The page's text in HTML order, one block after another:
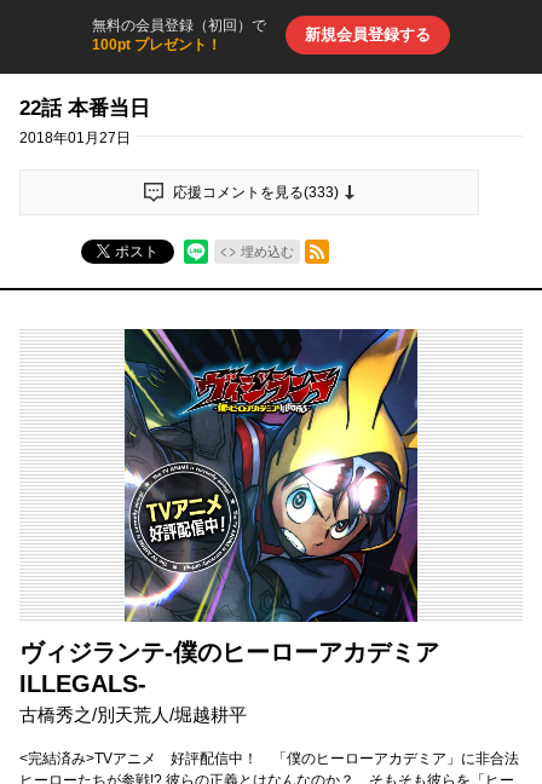
無料の会員登録（初回）で
100pt プレゼント！
新規会員登録する
22話 本番当日
2018年01月27日
応援コメントを見る(333)
ポスト 埋め込む
RSSフィード
ヴィジランテ-僕のヒーローアカデミア
ILLEGALS-
古橋秀之/別天荒人/堀越耕平
<完結済み>TVアニメ 好評配信中！ 「僕のヒーローアカデミア」に非合法
ヒーローたちが参戦!? 彼らの正義とはなんなのか？ そもそも彼らを「ヒー